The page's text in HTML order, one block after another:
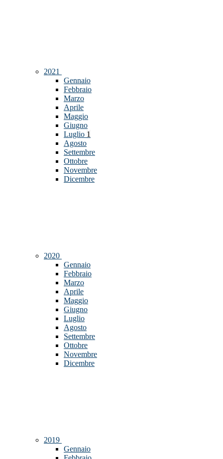
2021
Gennaio
Febbraio
Marzo
Aprile
Maggio
Giugno
Luglio 1
Agosto
Settembre
Ottobre
Novembre
Dicembre
2020
Gennaio
Febbraio
Marzo
Aprile
Maggio
Giugno
Luglio
Agosto
Settembre
Ottobre
Novembre
Dicembre
2019
Gennaio